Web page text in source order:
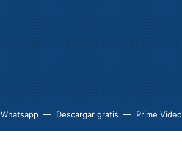
Whatsapp Descargar gratis Prime Video